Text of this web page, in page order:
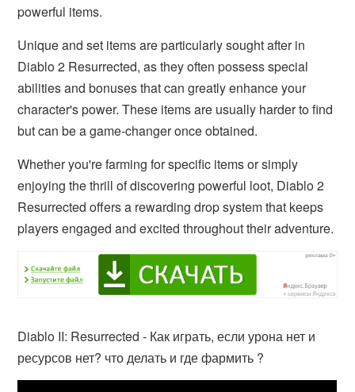
powerful items.
Unique and set items are particularly sought after in
Diablo 2 Resurrected, as they often possess special
abilities and bonuses that can greatly enhance your
character's power. These items are usually harder to find
but can be a game-changer once obtained.
Whether you're farming for specific items or simply
enjoying the thrill of discovering powerful loot, Diablo 2
Resurrected offers a rewarding drop system that keeps
players engaged and excited throughout their adventure.
Diablo II: Resurrected - Как играть, если урона нет и
ресурсов нет? что делать и где фармить ?